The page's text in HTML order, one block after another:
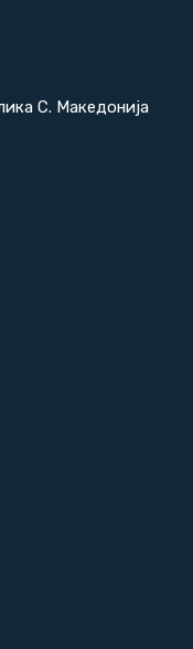
С. Македонија